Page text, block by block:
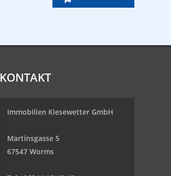
KONTAKT
Immobilien Kiesewetter GmbH
Martinsgasse 5
67547 Worms